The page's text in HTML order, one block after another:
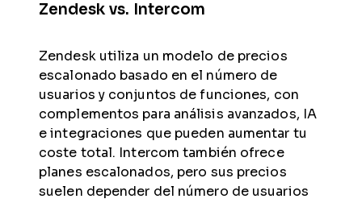
Zendesk vs. Intercom
Zendesk utiliza un modelo de precios
escalonado basado en el número de
usuarios y conjuntos de funciones, con
complementos para análisis avanzados, IA
e integraciones que pueden aumentar tu
coste total. Intercom también ofrece
planes escalonados, pero sus precios
suelen depender del número de usuarios